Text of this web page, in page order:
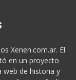
Xenen.com.ar. El
en un proyecto
web de historia y